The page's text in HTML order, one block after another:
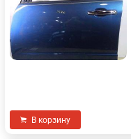
В корзину